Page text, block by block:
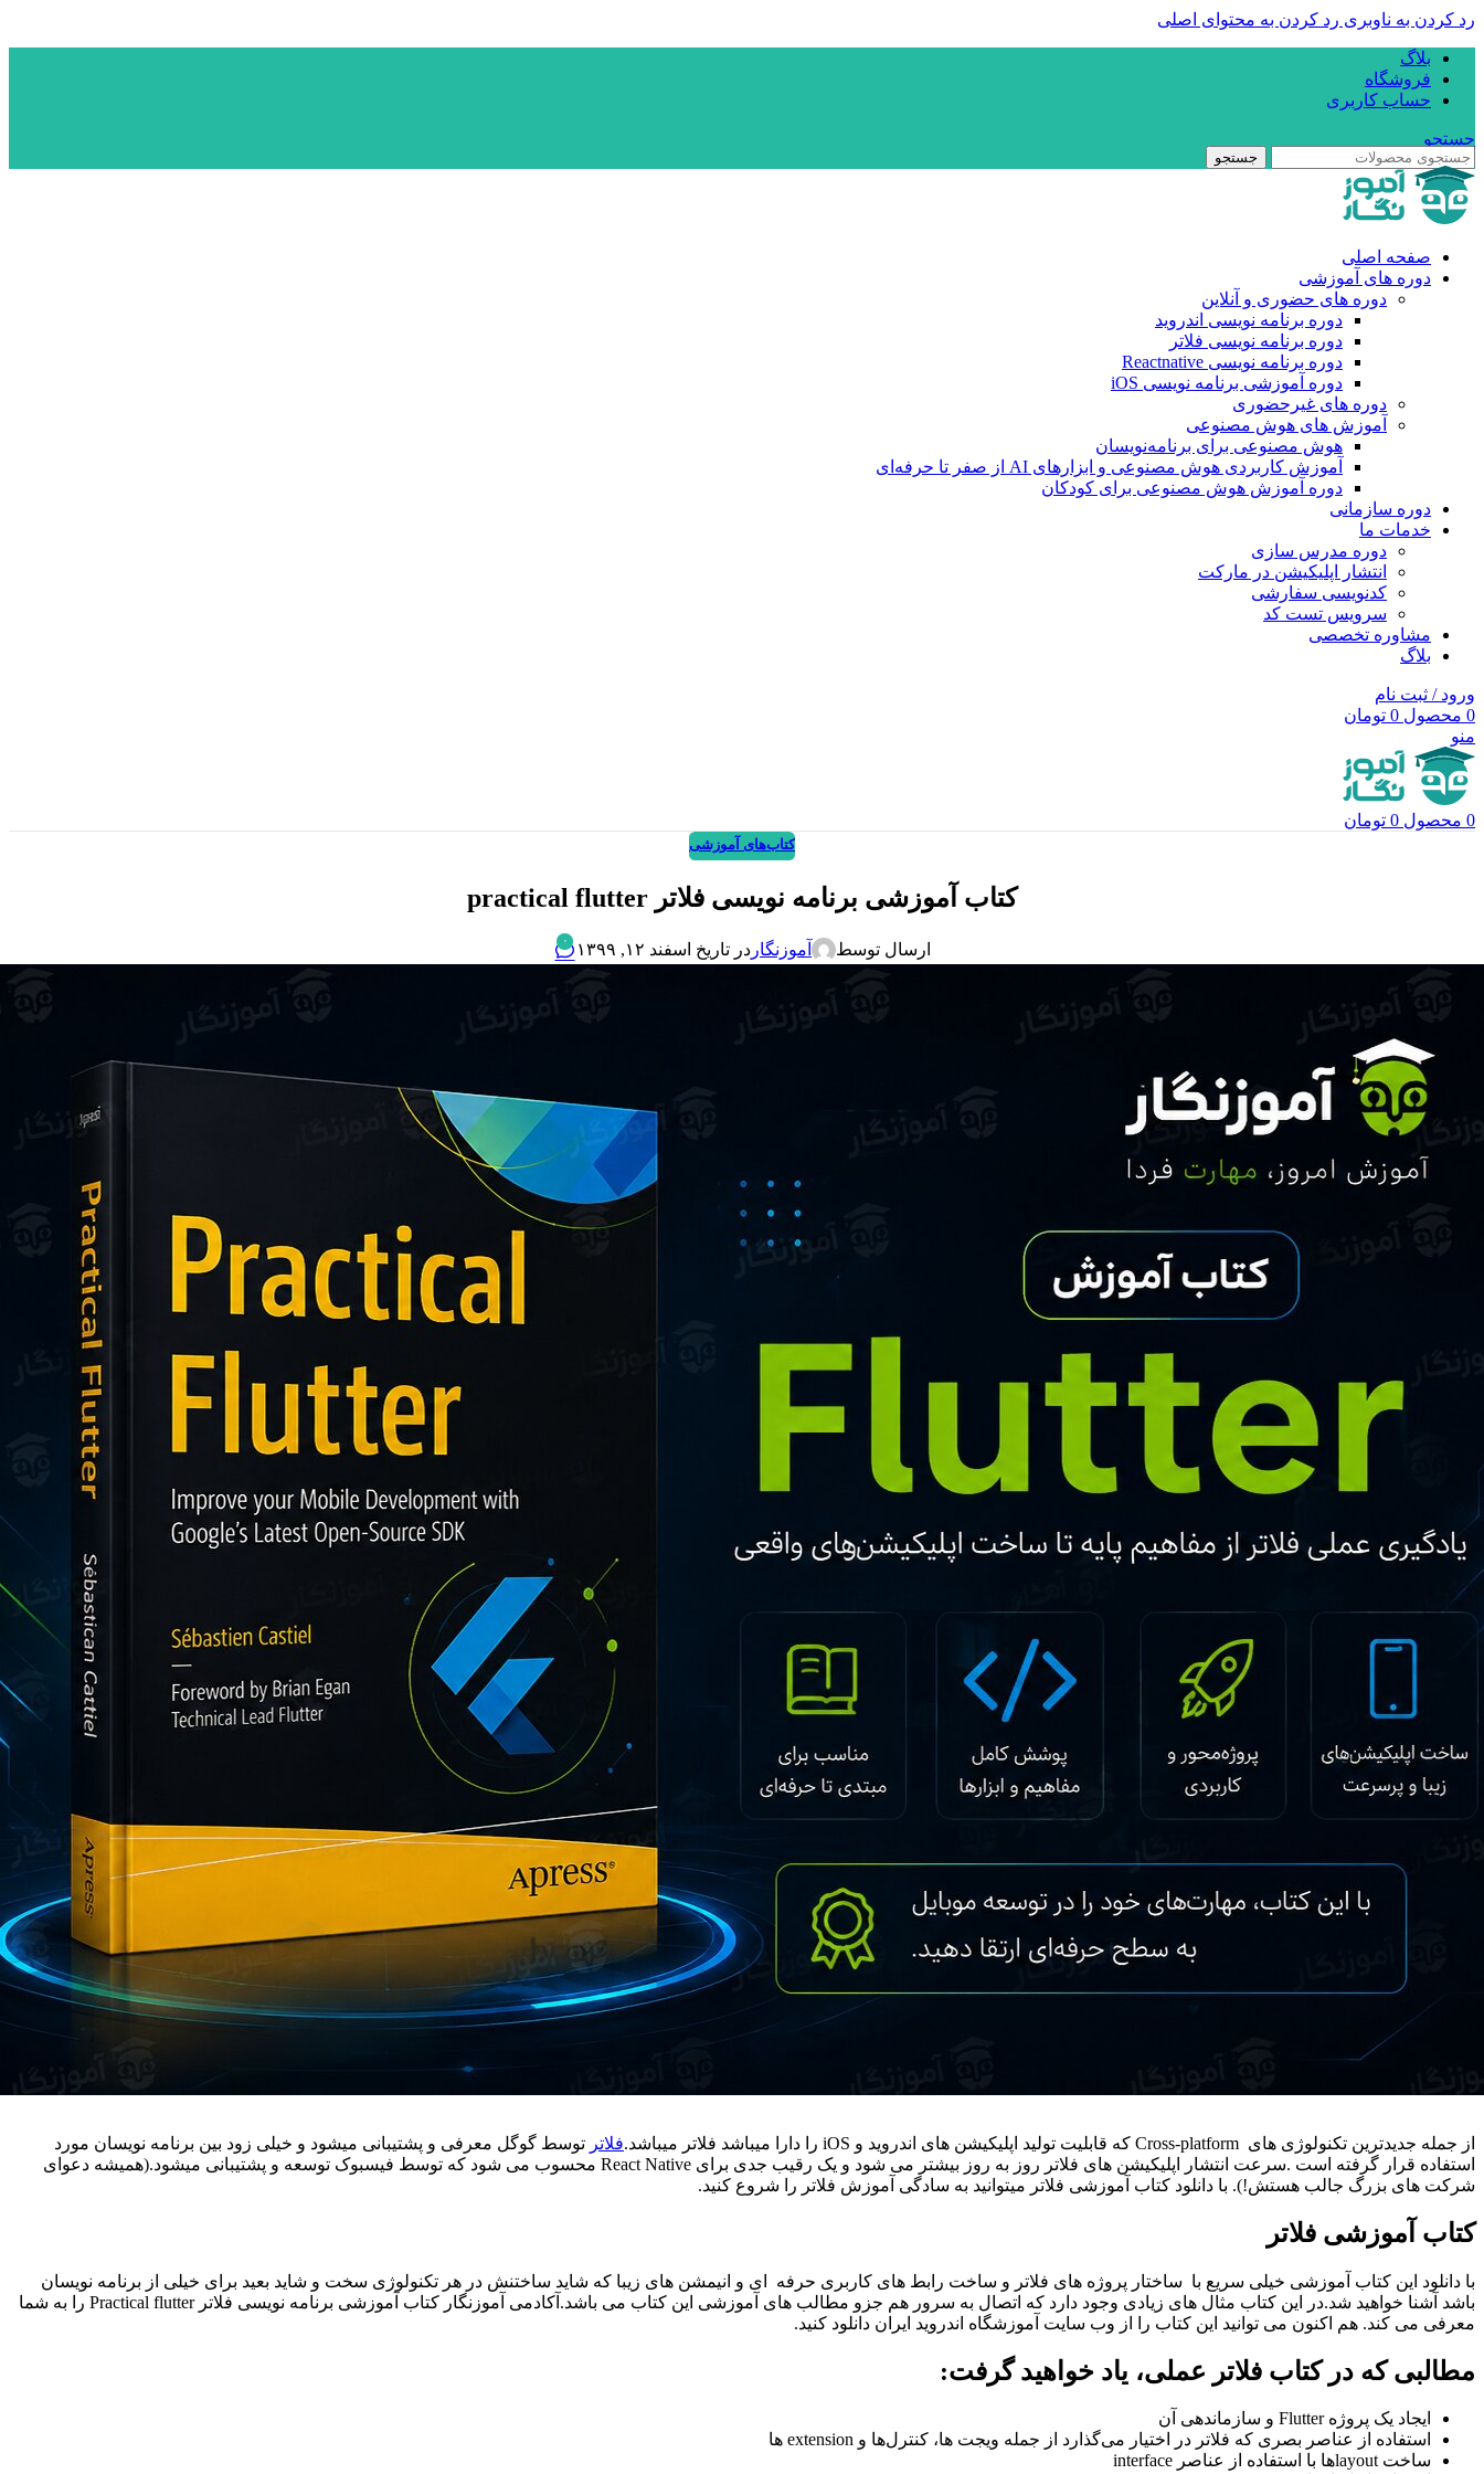
رد کردن به ناوبری رد کردن به محتوای اصلی
بلاگ
فروشگاه
حساب کاربری
جستجو
جستجو
صفحه اصلی
دوره های آموزشی
دوره های حضوری و آنلاین
دوره برنامه نویسی اندروید
دوره برنامه نویسی فلاتر
دوره برنامه نویسی Reactnative
دوره آموزشی برنامه نویسی iOS
دوره های غیرحضوری
آموزش های هوش مصنوعی
هوش مصنوعی برای برنامه‌نویسان
آموزش کاربردی هوش مصنوعی و ابزارهای AI از صفر تا حرفه‌ای
دوره آموزش هوش مصنوعی برای کودکان
دوره سازمانی
خدمات ما
دوره مدرس سازی
انتشار اپلیکیشن در مارکت
کدنویسی سفارشی
سرویس تست کد
مشاوره تخصصی
بلاگ
ورود / ثبت نام
0 محصول 0 تومان
منو
0 محصول 0 تومان
کتاب‌های آموزشی
کتاب آموزشی برنامه نویسی فلاتر practical flutter
ارسال توسط آموزنگار در تاریخ اسفند ۱۲, ۱۳۹۹ ۰
از جمله جدیدترین تکنولوژی های Cross-platform که قابلیت تولید اپلیکیشن های اندروید و iOS را دارا میباشد فلاتر میباشد. فلاتر توسط گوگل معرفی و پشتیبانی میشود و خیلی زود بین برنامه نویسان مورد
استفاده قرار گرفته است .سرعت انتشار اپلیکیشن های فلاتر روز به روز بیشتر می شود و یک رقیب جدی برای React Native محسوب می شود که توسط فیسبوک توسعه و پشتیبانی میشود.(همیشه دعوای
شرکت های بزرگ جالب هستش!). با دانلود کتاب آموزشی فلاتر میتوانید به سادگی آموزش فلاتر را شروع کنید.
کتاب آموزشی فلاتر
با دانلود این کتاب آموزشی خیلی سریع با ساختار پروژه های فلاتر و ساخت رابط های کاربری حرفه ای و انیمشن های زیبا که شاید ساختنش در هر تکنولوژی سخت و شاید بعید برای خیلی از برنامه نویسان
باشد آشنا خواهید شد.در این کتاب مثال های زیادی وجود دارد که اتصال به سرور هم جزو مطالب های آموزشی این کتاب می باشد.آکادمی آموزنگار کتاب آموزشی برنامه نویسی فلاتر Practical flutter را به شما
معرفی می کند. هم اکنون می توانید این کتاب را از وب سایت آموزشگاه اندروید ایران دانلود کنید.
مطالبی که درکتاب فلاتر عملی، یاد خواهید گرفت:
ایجاد یک پروژه Flutter و سازماندهی آن
استفاده از عناصر بصری که فلاتر در اختیار می‌گذارد از جمله ویجت ها، کنترل‌ها و extension ها
ساخت layout‌ها با استفاده از عناصر interface